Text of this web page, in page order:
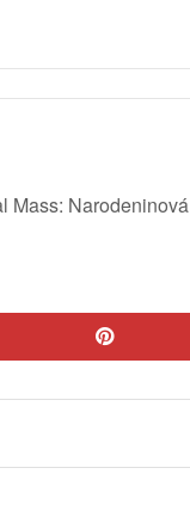
Mass: Narodeninová
pinterest